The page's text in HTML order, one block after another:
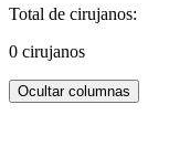
Total de cirujanos:
0 cirujanos
Ocultar columnas